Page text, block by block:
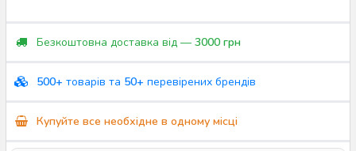
Безкоштовна доставка від — 3000 грн
500+ товарів та 50+ перевірених брендів
Купуйте все необхідне в одному місці